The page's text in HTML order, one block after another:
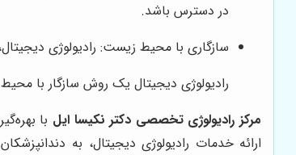
در دسترس باشد.
سازگاری با محیط زیست: رادیولوژی
رادیولوژی دیجیتال یک روش سازگار با
مرکز رادیولوژی تخصصی دکتر نکیسا ایل با
ارائه خدمات رادیولوژی دیجیتال، به